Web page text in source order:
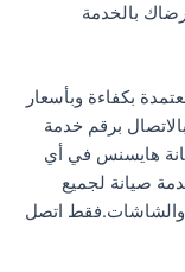
بالخدمة
بكفاءة وبأسعار
برقم خدمة
هايسنس في أي
صيانة لجميع
والشاشات.فقط اتصل